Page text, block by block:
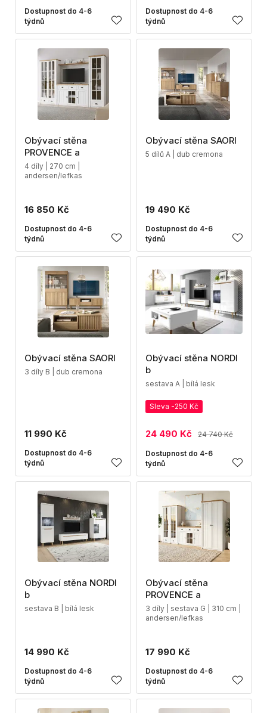
Dostupnost do 4-6
týdnů
Dostupnost do 4-6
týdnů
Obývací stěna
PROVENCE a
4 díly | 270 cm |
andersen/lefkas
16 850 Kč
Dostupnost do 4-6
týdnů
Obývací stěna SAORI
5 dílů A | dub cremona
19 490 Kč
Dostupnost do 4-6
týdnů
Obývací stěna SAORI
3 díly B | dub cremona
11 990 Kč
Dostupnost do 4-6
týdnů
Obývací stěna NORDI
b
sestava A | bílá lesk
Sleva -250 Kč
24 490 Kč 24 740 Kč
Dostupnost do 4-6
týdnů
Obývací stěna NORDI
b
sestava B | bílá lesk
14 990 Kč
Dostupnost do 4-6
týdnů
Obývací stěna
PROVENCE a
3 díly | sestava G | 310 cm |
andersen/lefkas
17 990 Kč
Dostupnost do 4-6
týdnů